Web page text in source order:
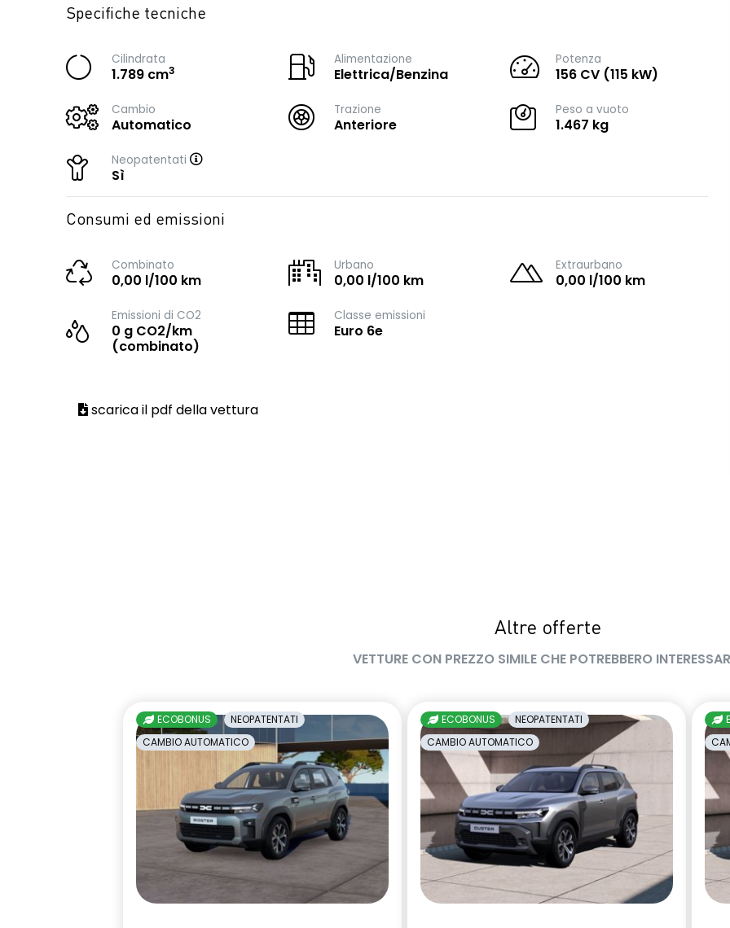
Specifiche tecniche
Cilindrata
1.789 cm3
Alimentazione
Elettrica/Benzina
Potenza
156 CV (115 kW)
Cambio
Automatico
Trazione
Anteriore
Peso a vuoto
1.467 kg
Neopatentati
Sì
Consumi ed emissioni
Combinato
0,00 l/100 km
Urbano
0,00 l/100 km
Extraurbano
0,00 l/100 km
Emissioni di CO2
0 g CO2/km
(combinato)
Classe emissioni
Euro 6e
scarica il pdf della vettura
Altre offerte
VETTURE CON PREZZO SIMILE CHE POTREBBERO
ECOBONUS
NEOPATENTATI
CAMBIO AUTOMATICO
ECOBONUS
NEOPATENTATI
CAMBIO AUTOMATICO